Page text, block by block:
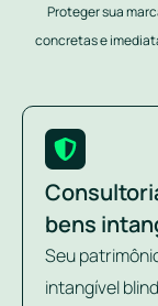
Proteger sua
concretas e
bens
Seu
intangível